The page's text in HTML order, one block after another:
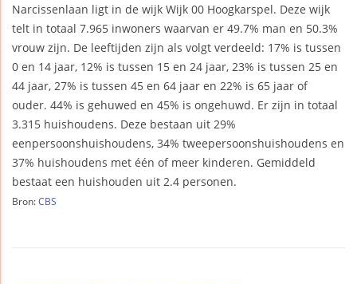
Narcissenlaan ligt in de wijk Wijk 00 Hoogkarspel. Deze wijk
telt in totaal 7.965 inwoners waarvan er 49.7% man en 50.3%
vrouw zijn. De leeftijden zijn als volgt verdeeld: 17% is tussen
0 en 14 jaar, 12% is tussen 15 en 24 jaar, 23% is tussen 25 en
44 jaar, 27% is tussen 45 en 64 jaar en 22% is 65 jaar of
ouder. 44% is gehuwed en 45% is ongehuwd. Er zijn in totaal
3.315 huishoudens. Deze bestaan uit 29%
eenpersoonshuishoudens, 34% tweepersoonshuishoudens en
37% huishoudens met één of meer kinderen. Gemiddeld
bestaat een huishouden uit 2.4 personen.
Bron: CBS